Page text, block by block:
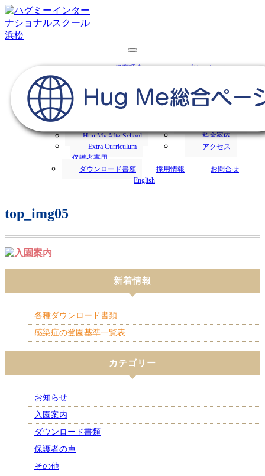
浜松の保育園／Hug Me International
School｜ハグミー・インターナショナ
ルスクール
浜松市にあるハグミー・インターナショナルスクールでは、
トップ
保育理念
あいさつ
プリスクール
特色
Hug Me AfterSchool
Extra Curriculum
入園案内
料金案内
アクセス
保護者専用
ダウンロード書類
採用情報
お問合せ
English
top_img05
新着情報
各種ダウンロード書類
感染症の登園基準一覧表
カテゴリー
お知らせ
入園案内
ダウンロード書類
保護者の声
その他